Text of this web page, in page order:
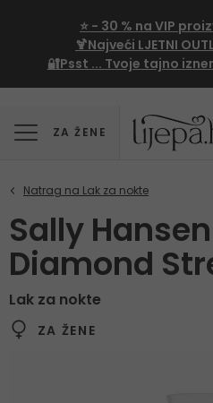
⭐ - 30 % na VIP
🍹Najveći LJETNI
🔐Psst ... Tvoje tajno
ZA ŽENE
Sally Hansen
Diamond
Lak za nokte
ZA ŽENE